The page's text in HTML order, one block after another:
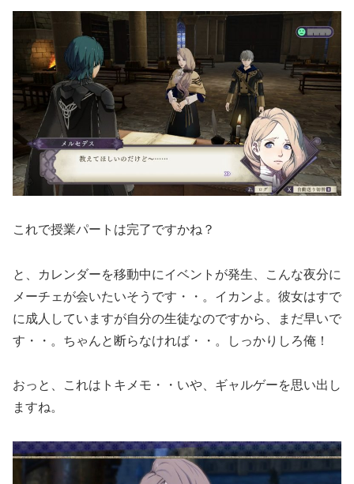
これで授業パートは完了ですかね？
と、カレンダーを移動中にイベントが発生、こんな夜分に
メーチェが会いたいそうです・・。イカンよ。彼女はすで
に成人していますが自分の生徒なのですから、まだ早いで
す・・。ちゃんと断らなければ・・。しっかりしろ俺！
おっと、これはトキメモ・・いや、ギャルゲーを思い出し
ますね。